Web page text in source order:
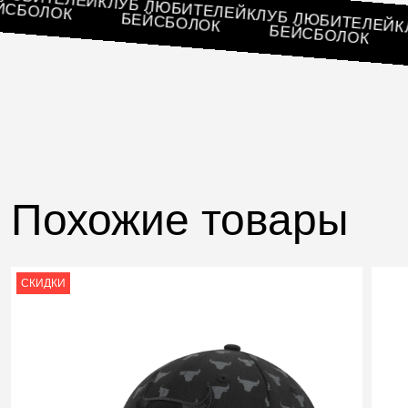
БЕЙСБОЛОК КЛУБ ЛЮБИТЕЛЕЙ
БЕЙСБОЛОК КЛУББЕЙСБОЛОК
Похожие товары
СКИДКИ